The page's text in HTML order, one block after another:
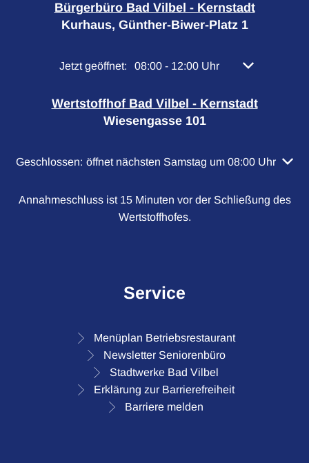
Bürgerbüro Bad Vilbel - Kernstadt
Kurhaus, Günther-Biwer-Platz 1
Klicken, um weitere Öffnungs- oder Schließzeiten
Jetzt geöffnet: 08:00 - 12:00 Uhr Von 08:00 bis
Wertstoffhof Bad Vilbel - Kernstadt
Wiesengasse 101
Klicken, um weitere Öffnungs- oder Schließzeiten
Geschlossen: öffnet nächsten Samstag um 08:00 Uhr
Annahmeschluss ist 15 Minuten vor der Schließung des
Wertstoffhofes.
Service
Menüplan Betriebsrestaurant
Newsletter Seniorenbüro
Stadtwerke Bad Vilbel
Erklärung zur Barrierefreiheit
Barriere melden